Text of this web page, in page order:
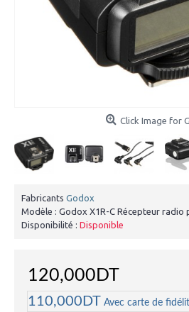
Click Image for
Fabricants Godox
Modèle : Godox X1R-C Récepteur radio
Disponibilité : Disponible
120,000DT
110,000DT Avec carte de